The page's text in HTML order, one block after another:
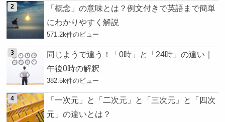
「概念」の意味とは？例文付きで英語まで簡単
にわかりやすく解説
571.2k件のビュー
同じようで違う！「0時」と「24時」の違い｜
午後0時の解釈
382.5k件のビュー
「一次元」と「二次元」と「三次元」と「四次
元」の違いとは？